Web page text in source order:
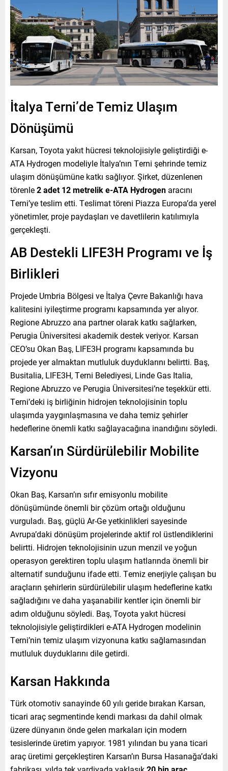
İtalya Terni’de Temiz Ulaşım
Dönüşümü
Karsan, Toyota yakıt hücresi teknolojisiyle geliştirdiği e-
ATA Hydrogen modeliyle İtalya’nın Terni şehrinde temiz
ulaşım dönüşümüne katkı sağlıyor. Şirket, düzenlenen
törenle2 adet 12 metrelik e-ATA Hydrogen aracını
Terni’ye teslim etti. Teslimat töreni Piazza Europa’da yerel
yönetimler, proje paydaşları ve davetlilerin katılımıyla
gerçekleşti.
AB Destekli LIFE3H Programı ve İş
Birlikleri
Projede Umbria Bölgesi ve İtalya Çevre Bakanlığı hava
kalitesini iyileştirme programı kapsamında yer alıyor.
Regione Abruzzo ana partner olarak katkı sağlarken,
Perugia Üniversitesi akademik destek veriyor. Karsan
CEO’su Okan Baş, LIFE3H programı kapsamında bu
projede yer almaktan mutluluk duyduklarını belirtti. Baş,
Busitalia, LIFE3H, Terni Belediyesi, Linde Gas Italia,
Regione Abruzzo ve Perugia Üniversitesi’ne teşekkür etti.
Terni’deki iş birliğinin hidrojen teknolojisinin toplu
ulaşımda yaygınlaşmasına ve daha temiz şehirler
hedeflerine önemli katkı sağlayacağına inandığını söyledi.
Karsan’ın Sürdürülebilir Mobilite
Vizyonu
Okan Baş, Karsan’ın sıfır emisyonlu mobilite
dönüşümünde önemli bir çözüm ortağı olduğunu
vurguladı. Baş, güçlü Ar-Ge yetkinlikleri sayesinde
Avrupa’daki dönüşüm projelerinde aktif rol üstlendiklerini
belirtti. Hidrojen teknolojisinin uzun menzil ve yoğun
operasyon gerektiren toplu ulaşım hatlarında önemli bir
alternatif sunduğunu ifade etti. Temiz enerjiyle çalışan bu
araçların şehirlerin sürdürülebilir ulaşım hedeflerine katkı
sağladığını ve daha yaşanabilir kentler için önemli bir
adım olduğunu söyledi. Baş, Toyota yakıt hücresi
teknolojisiyle geliştirdikleri e-ATA Hydrogen modelinin
Terni’nin temiz ulaşım vizyonuna katkı sağlamasından
mutluluk duyduklarını dile getirdi.
Karsan Hakkında
Türk otomotiv sanayinde 60 yılı geride bırakan Karsan,
ticari araç segmentinde kendi markası da dahil olmak
üzere dünyanın önde gelen markaları için modern
tesislerinde üretim yapıyor. 1981 yılından bu yana ticari
araç üretimi gerçekleştiren Karsan’ın Bursa Hasanağa’daki